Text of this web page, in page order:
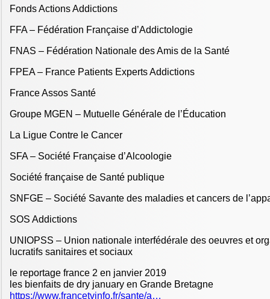
Fonds Actions Addictions
FFA – Fédération Française d’Addictologie
FNAS – Fédération Nationale des Amis de la Santé
FPEA – France Patients Experts Addictions
France Assos Santé
Groupe MGEN – Mutuelle Générale de l’Éducation
La Ligue Contre le Cancer
SFA – Société Française d’Alcoologie
Société française de Santé publique
SNFGE – Société Savante des maladies et cancers de
SOS Addictions
UNIOPSS – Union nationale interfédérale des oeuvres et
lucratifs sanitaires et sociaux
le reportage france 2 en janvier 2019
les bienfaits de dry january en Grande Bretagne
https://www.francetvinfo.fr/sante/a…